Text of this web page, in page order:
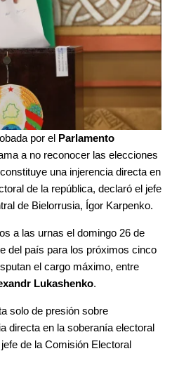
por elParlamento
a no reconocer las elecciones
una injerencia directa en
de la república, declaró el jefe
de Bielorrusia, Ígor Karpenko.
a las urnas el domingo 26 de
del país para los próximos cinco
el cargo máximo, entre
Lukashenko.
solo de presión sobre
directa en la soberanía electoral
de la Comisión Electoral